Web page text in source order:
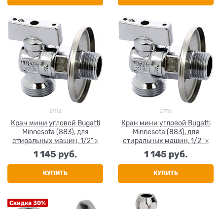
21112
Кран мини угловой Bugatti
Minnesota (883), для
стиральных машин, 1/2" х
1/2"
1 145 руб.
КУПИТЬ
21113
Кран мини угловой Bugatti
Minnesota (883), для
стиральных машин, 1/2" х
3/4"
1 145 руб.
КУПИТЬ
Скидка 30%